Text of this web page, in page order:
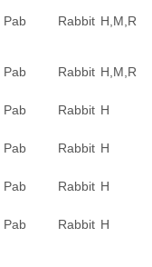
Pab Rabbit H,M,R
Pab Rabbit H,M,R
Pab Rabbit H
Pab Rabbit H
Pab Rabbit H
Pab Rabbit H